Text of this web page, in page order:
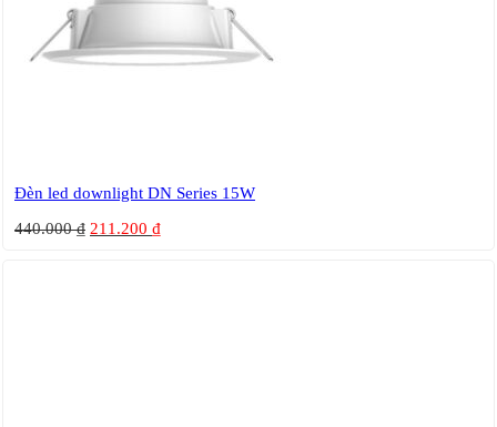
Đèn led downlight DN Series 15W
440.000₫ 211.200 ₫